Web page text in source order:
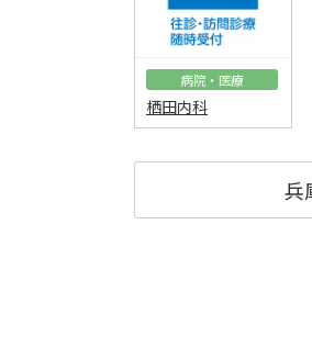
病院・医療
栖田内科
兵